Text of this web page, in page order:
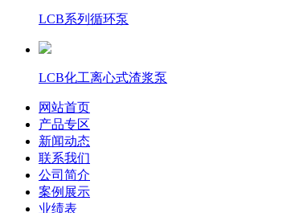
LCB系列循环泵
LCB化工离心式渣浆泵
网站首页
产品专区
新闻动态
联系我们
公司简介
案例展示
业绩表